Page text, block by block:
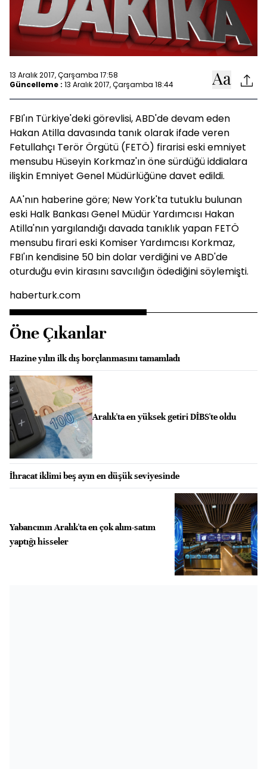
13 Aralık 2017, Çarşamba 17:58
Güncelleme : 13 Aralık 2017, Çarşamba 18:44
FBI'ın Türkiye'deki görevlisi, ABD'de devam eden
Hakan Atilla davasında tanık olarak ifade veren
Fetullahçı Terör Örgütü (FETÖ) firarisi eski emniyet
mensubu Hüseyin Korkmaz'ın öne sürdüğü iddialara
ilişkin Emniyet Genel Müdürlüğüne davet edildi.
AA'nın haberine göre; New York'ta tutuklu bulunan
eski Halk Bankası Genel Müdür Yardımcısı Hakan
Atilla'nın yargılandığı davada tanıklık yapan FETÖ
mensubu firari eski Komiser Yardımcısı Korkmaz,
FBI'ın kendisine 50 bin dolar verdiğini ve ABD'de
oturduğu evin kirasını savcılığın ödediğini söylemişti.
haberturk.com
Öne Çıkanlar
Hazine yılın ilk dış borçlanmasını tamamladı
Aralık'ta en yüksek getiri DİBS'te oldu
İhracat iklimi beş ayın en düşük seviyesinde
Yabancının Aralık'ta en çok alım-satım
yaptığı hisseler